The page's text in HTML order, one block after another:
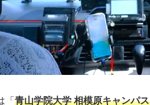
「青山学院大学 相模原キャンパ